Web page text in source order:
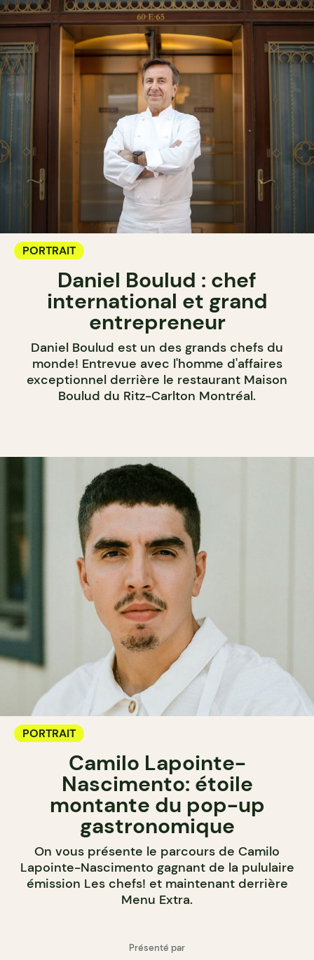
PORTRAIT
Daniel Boulud : chef
international et grand
entrepreneur
Daniel Boulud est un des grands chefs du
monde! Entrevue avec l'homme d'affaires
exceptionnel derrière le restaurant Maison
Boulud du Ritz-Carlton Montréal.
PORTRAIT
Camilo Lapointe-
Nascimento: étoile
montante du pop-up
gastronomique
On vous présente le parcours de Camilo
Lapointe-Nascimento gagnant de la pululaire
émission Les chefs! et maintenant derrière
Menu Extra.
Présenté par